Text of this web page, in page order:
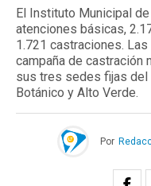
El Instituto Municipal
atenciones básicas,
1.721 castraciones.
campaña de castración
sus tres sedes fijas del
Botánico y Alto Verde.
Por